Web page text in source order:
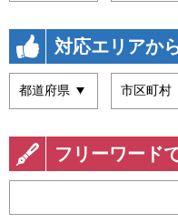
対応エリアか
フリーワード